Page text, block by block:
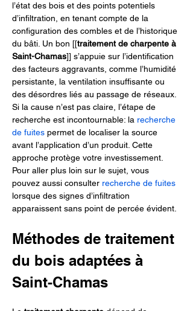
l’état des bois et des points potentiels
d’infiltration, en tenant compte de la
configuration des combles et de l’historique
du bâti. Un bon [[traitement de charpente à
Saint-Chamas]] s’appuie sur l’identification
des facteurs aggravants, comme l’humidité
persistante, la ventilation insuffisante ou
des désordres liés au passage de réseaux.
Si la cause n’est pas claire, l’étape de
recherche est incontournable: la recherche
de fuites permet de localiser la source
avant l’application d’un produit. Cette
approche protège votre investissement.
Pour aller plus loin sur le sujet, vous
pouvez aussi consulter recherche de fuites
lorsque des signes d’infiltration
apparaissent sans point de percée évident.
Méthodes de traitement
du bois adaptées à
Saint-Chamas